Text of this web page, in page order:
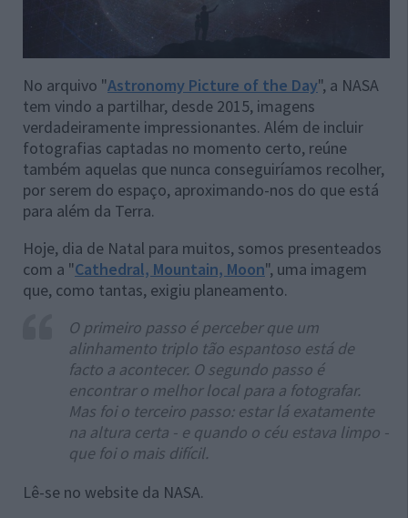
No arquivo "Astronomy Picture of the Day", a NASA
tem vindo a partilhar, desde 2015, imagens
verdadeiramente impressionantes. Além de incluir
fotografias captadas no momento certo, reúne
também aquelas que nunca conseguiríamos recolher,
por serem do espaço, aproximando-nos do que está
para além da Terra.
Hoje, dia de Natal para muitos, somos presenteados
com a "Cathedral, Mountain, Moon", uma imagem
que, como tantas, exigiu planeamento.
O primeiro passo é perceber que um
alinhamento triplo tão espantoso está de
facto a acontecer. O segundo passo é
encontrar o melhor local para a fotografar.
Mas foi o terceiro passo: estar lá exatamente
na altura certa - e quando o céu estava limpo -
que foi o mais difícil.
Lê-se no website da NASA.